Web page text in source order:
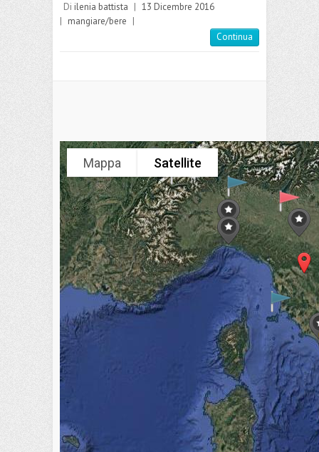
Di ilenia battista | 13 Dicembre 2016
| mangiare/bere |
Continua
Mappa Satellite